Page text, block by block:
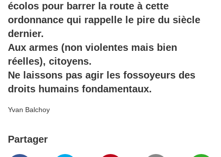
écolos pour barrer la route à cette
ordonnance qui rappelle le pire du siècle
dernier.
Aux armes (non violentes mais bien
réelles), citoyens.
Ne laissons pas agir les fossoyeurs des
droits humains fondamentaux.
Yvan Balchoy
Partager